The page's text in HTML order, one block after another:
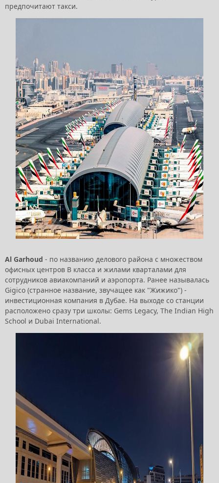
предпочитают такси.
Al Garhoud - по названию делового района с множеством
офисных центров B класса и жилами кварталами для
сотрудников авиакомпаний и аэропорта. Ранее называлась
Gigico (странное название, звучащее как "Жижико") -
инвестиционная компания в Дубае. На выходе со станции
расположено сразу три школы: Gems Legacy, The Indian High
School и Dubai International.